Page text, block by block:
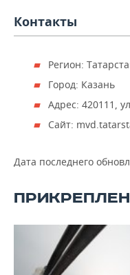
Контакты
Регион:
Город: Казань
Адрес: 420111,
Сайт:
Дата последнего